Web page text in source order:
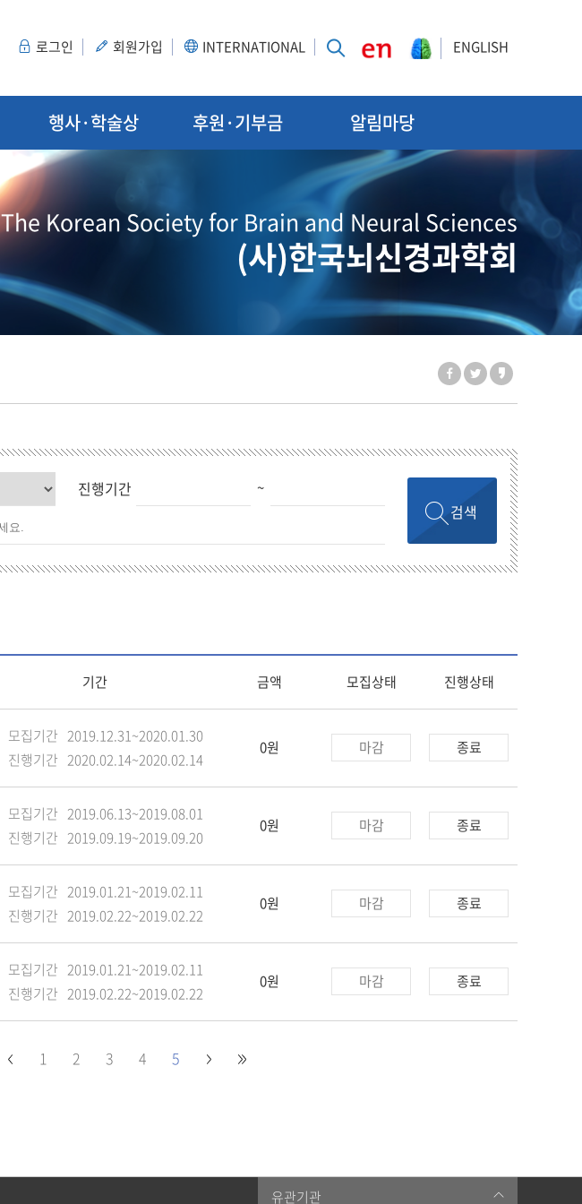
로그인 회원가입 INTERNATIONAL ENGLISH
행사·학술상 후원·기부금 알림마당
The Korean Society for Brain and Neural Sciences
(사)한국뇌신경과학회
진행기간 ~
검색
기간 금액 모집상태 진행상태
모집기간 2019.12.31~2020.01.30
진행기간 2020.02.14~2020.02.14
0원 마감 종료
모집기간 2019.06.13~2019.08.01
진행기간 2019.09.19~2019.09.20
0원 마감 종료
모집기간 2019.01.21~2019.02.11
진행기간 2019.02.22~2019.02.22
0원 마감 종료
모집기간 2019.01.21~2019.02.11
진행기간 2019.02.22~2019.02.22
0원 마감 종료
1 2 3 4 5
유관기관